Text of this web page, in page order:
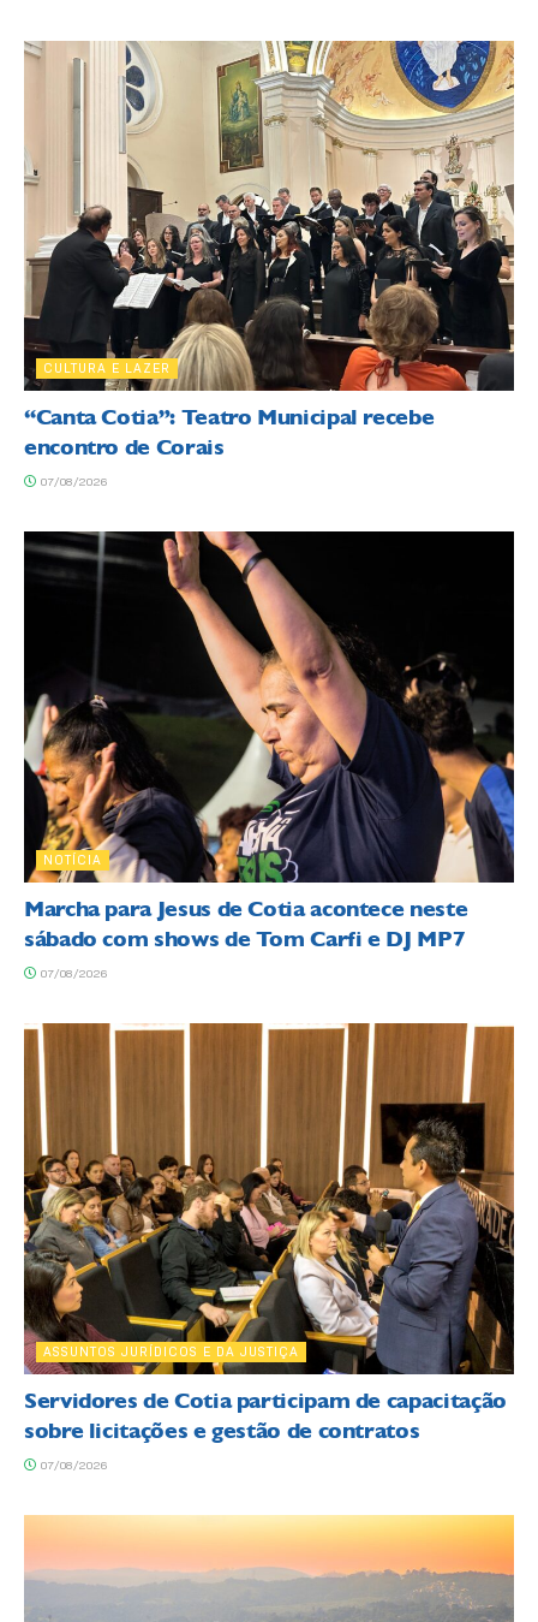
CULTURA E LAZER
“Canta Cotia”: Teatro Municipal recebe
encontro de Corais
07/08/2026
NOTÍCIA
Marcha para Jesus de Cotia acontece neste
sábado com shows de Tom Carfi e DJ MP7
07/08/2026
ASSUNTOS JURÍDICOS E DA JUSTIÇA
Servidores de Cotia participam de capacitação
sobre licitações e gestão de contratos
07/08/2026